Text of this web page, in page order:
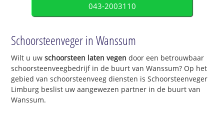
043-2003110
Schoorsteenveger in Wanssum
Wilt u uwschoorsteen laten vegen door een betrouwbaar
schoorsteenveegbedrijf in de buurt van Wanssum? Op het
gebied van schoorsteenveeg diensten is Schoorsteenveger
Limburg beslist uw aangewezen partner in de buurt van
Wanssum.